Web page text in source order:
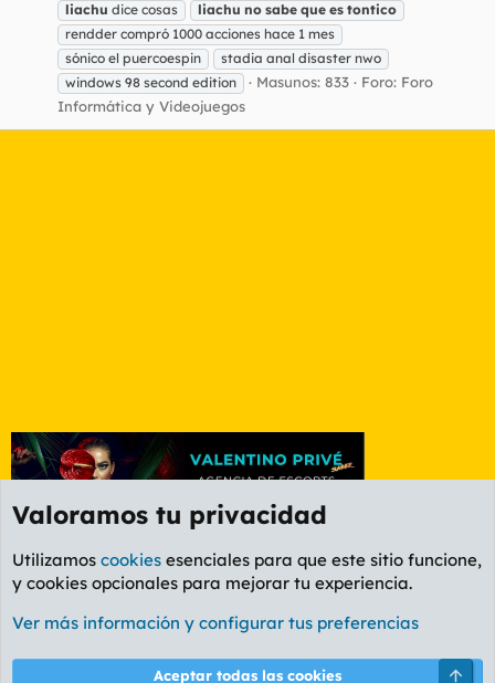
liachu dice cosas liachu no sabe que es tontico
rendder compró 1000 acciones hace 1 mes
sónico el puercoespin
stadia anal disaster nwo
windows 98 second edition
Masunos: 833 Foro: Foro
Informática y Videojuegos
Etiquetas
Cookies
PL OLDSTYLE AMARILLO
Valoramos tu privacidad
Utilizamos cookies esenciales para que este sitio funcione,
y cookies opcionales para mejorar tu experiencia.
Ver más información y configurar tus preferencias
Aceptar todas las cookies